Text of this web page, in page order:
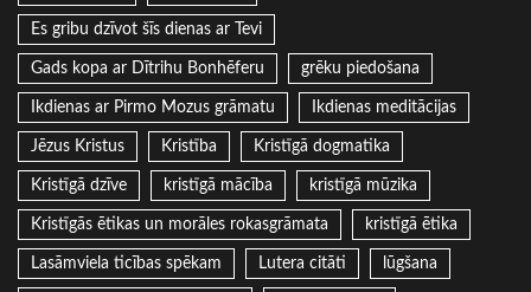
Es gribu dzīvot šīs dienas ar Tevi
Gads kopa ar Dītrihu Bonhēferu grēku piedošana
Ikdienas ar Pirmo Mozus grāmatu Ikdienas meditācijas
Jēzus Kristus Kristība Kristīgā dogmatika
Kristīgā dzīve kristīgā mācība kristīgā mūzika
Kristīgās ētikas un morāles rokasgrāmata kristīgā ētika
Lasāmviela ticības spēkam Lutera citāti lūgšana